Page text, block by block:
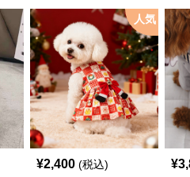
人気
¥2,400 (税込) ¥